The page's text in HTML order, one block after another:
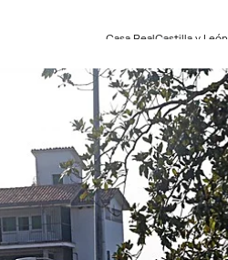
Casa RealCastilla y León